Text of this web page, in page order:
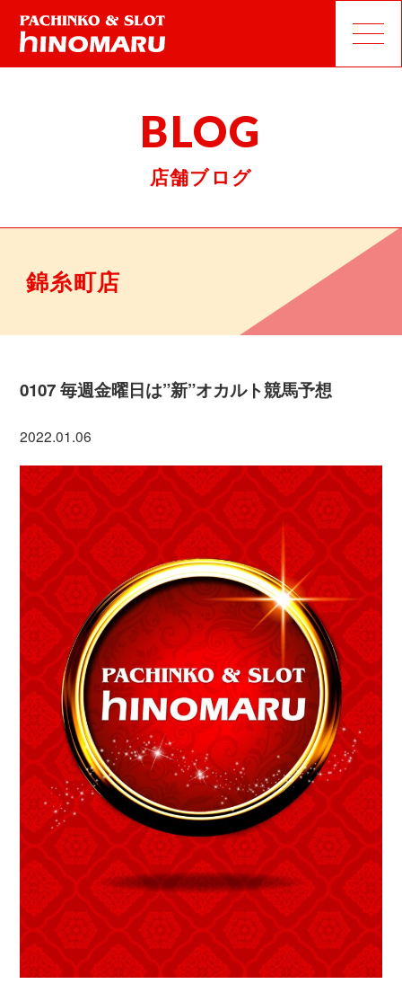
BLOG
店舗ブログ
錦糸町店
0107 毎週金曜日は”新”オカルト競馬予想
2022.01.06